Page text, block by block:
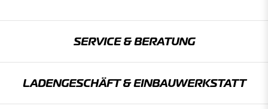
SERVICE & BERATUNG
LADENGESCHÄFT & EINBAU­WERKSTATT